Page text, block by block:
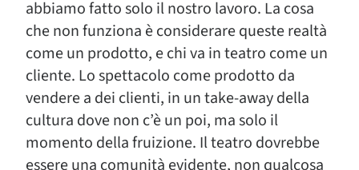
abbiamo fatto solo il nostro lavoro. La cosa
che non funziona è considerare queste realtà
come un prodotto, e chi va in teatro come un
cliente. Lo spettacolo come prodotto da
vendere a dei clienti, in un take-away della
cultura dove non c’è un poi, ma solo il
momento della fruizione. Il teatro dovrebbe
essere una comunità evidente, non qualcosa